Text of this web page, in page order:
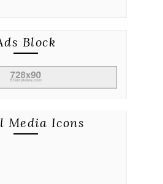
Block
Media Icons